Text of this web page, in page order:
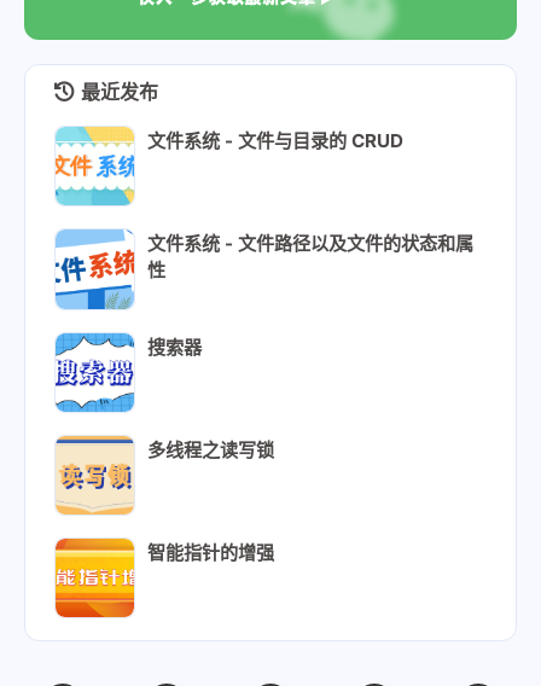
最近发布
文件系统 - 文件与目录的 CRUD
文件系统 - 文件路径以及文件的状态和属
性
搜索器
多线程之读写锁
智能指针的增强